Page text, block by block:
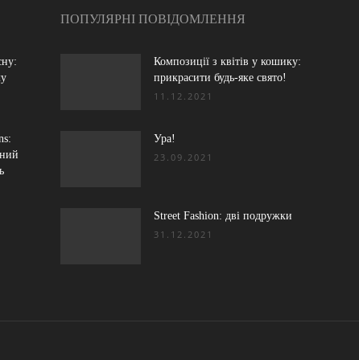
ПОПУЛЯРНІ ПОВІДОМЛЕННЯ
Композиції з квітів у кошику:
прикрасити будь-яке свято!
11.12.2021
Ура!
23.09.2021
Street Fashion: дві подружки
31.12.2021